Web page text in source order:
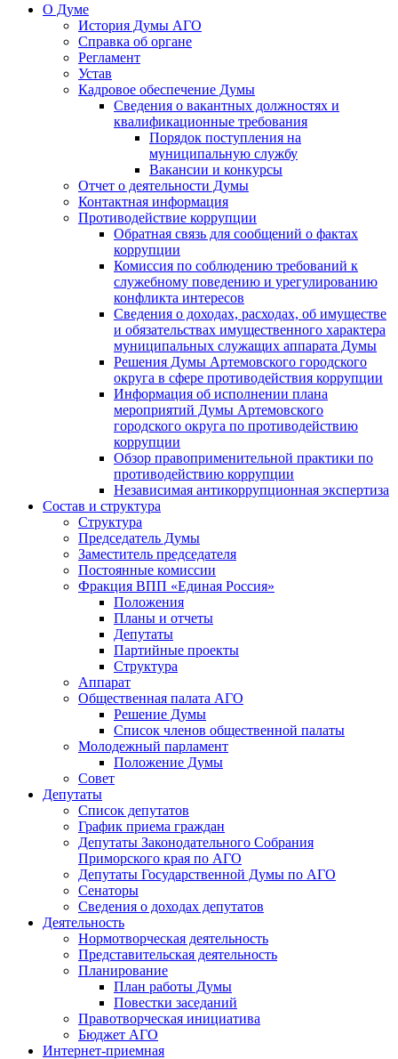
О Думе
История Думы АГО
Справка об органе
Регламент
Устав
Кадровое обеспечение Думы
Сведения о вакантных должностях и
квалификационные требования
Порядок поступления на
муниципальную службу
Вакансии и конкурсы
Отчет о деятельности Думы
Контактная информация
Противодействие коррупции
Обратная связь для сообщений о фактах
коррупции
Комиссия по соблюдению требований к
служебному поведению и урегулированию
конфликта интересов
Сведения о доходах, расходах, об имуществе
и обязательствах имущественного характера
муниципальных служащих аппарата Думы
Решения Думы Артемовского городского
округа в сфере противодействия коррупции
Информация об исполнении плана
мероприятий Думы Артемовского
городского округа по противодействию
коррупции
Обзор правоприменительной практики по
противодействию коррупции
Независимая антикоррупционная экспертиза
Состав и структура
Структура
Председатель Думы
Заместитель председателя
Постоянные комиссии
Фракция ВПП «Единая Россия»
Положения
Планы и отчеты
Депутаты
Партийные проекты
Структура
Аппарат
Общественная палата АГО
Решение Думы
Список членов общественной палаты
Молодежный парламент
Положение Думы
Совет
Депутаты
Список депутатов
График приема граждан
Депутаты Законодательного Собрания
Приморского края по АГО
Депутаты Государственной Думы по АГО
Сенаторы
Сведения о доходах депутатов
Деятельность
Нормотворческая деятельность
Представительская деятельность
Планирование
План работы Думы
Повестки заседаний
Правотворческая инициатива
Бюджет АГО
Интернет-приемная